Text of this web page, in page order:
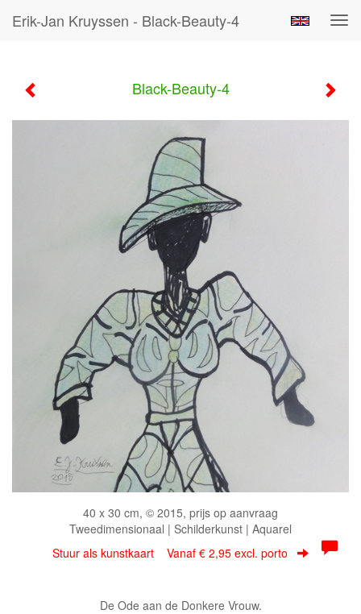
Erik-Jan Kruyssen - Black-Beauty-4
Black-Beauty-4
40 x 30 cm, © 2015, prijs op aanvraag
Tweedimensionaal | Schilderkunst | Aquarel
Stuur als kunstkaart Vanaf € 2,95 excl. porto
De Ode aan de Donkere Vrouw.